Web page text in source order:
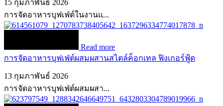
15 กุมภาพันธ์ 2026
การจัดอาหารบุฟเฟ่ต์ในงานแ...
Read more
การจัดอาหารบุฟเฟ่ต์ผสมผสานสไตล์ค็อกเทล ฟิงเกอร์ฟู้ด
13 กุมภาพันธ์ 2026
การจัดอาหารบุฟเฟ่ต์ผสมผสา...